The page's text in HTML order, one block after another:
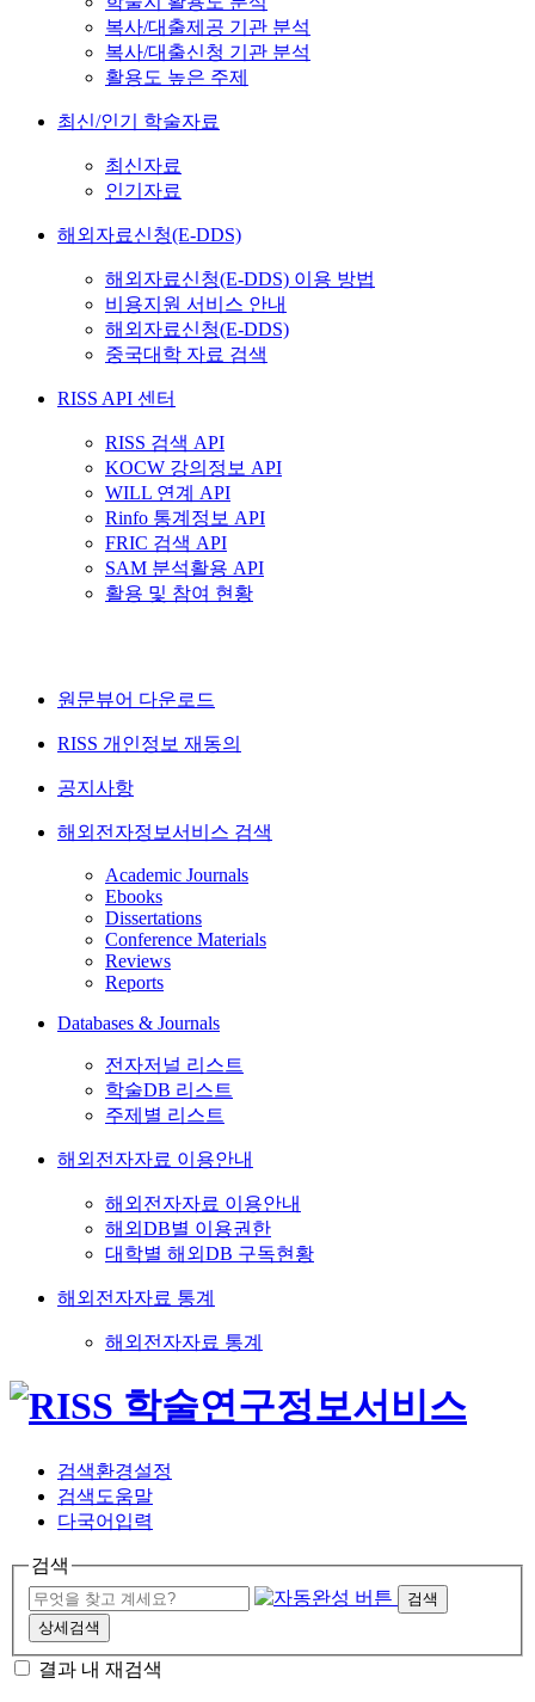
복사/대출제공 기관 분석
복사/대출신청 기관 분석
활용도 높은 주제
최신/인기 학술자료
최신자료
인기자료
해외자료신청(E-DDS)
해외자료신청(E-DDS) 이용 방법
비용지원 서비스 안내
해외자료신청(E-DDS)
중국대학 자료 검색
RISS API 센터
RISS 검색 API
KOCW 강의정보 API
WILL 연계 API
Rinfo 통계정보 API
FRIC 검색 API
SAM 분석활용 API
활용 및 참여 현황
원문뷰어 다운로드
RISS 개인정보 재동의
공지사항
해외전자정보서비스 검색
Academic Journals
Ebooks
Dissertations
Conference Materials
Reviews
Reports
Databases & Journals
전자저널 리스트
학술DB 리스트
주제별 리스트
해외전자자료 이용안내
해외전자자료 이용안내
해외DB별 이용권한
대학별 해외DB 구독현황
해외전자자료 통계
해외전자자료 통계
검색환경설정
검색도움말
다국어입력
검색
검색
상세검색
결과 내 재검색